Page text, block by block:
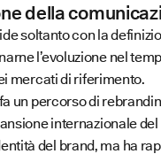
della
soltanto con la
l’evoluzione nel
mercati di riferimento.
un percorso di
internazionale
del brand, ma ha